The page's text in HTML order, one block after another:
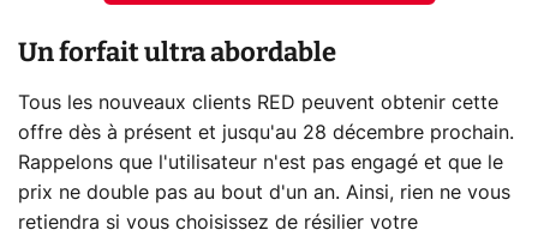
Un forfait ultra abordable
Tous les nouveaux clients RED peuvent obtenir cette
offre dès à présent et jusqu'au 28 décembre prochain.
Rappelons que l'utilisateur n'est pas engagé et que le
prix ne double pas au bout d'un an. Ainsi, rien ne vous
retiendra si vous choisissez de résilier votre